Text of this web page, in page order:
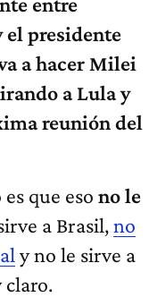
presidente
a hacer Milei
a Lula y
reunión del
que eso no le
a Brasil,no
y no le sirve a
claro.